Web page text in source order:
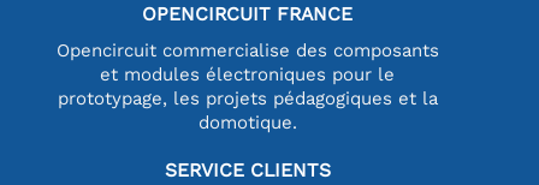
OPENCIRCUIT FRANCE
Opencircuit commercialise des composants
et modules électroniques pour le
prototypage, les projets pédagogiques et la
domotique.
SERVICE CLIENTS